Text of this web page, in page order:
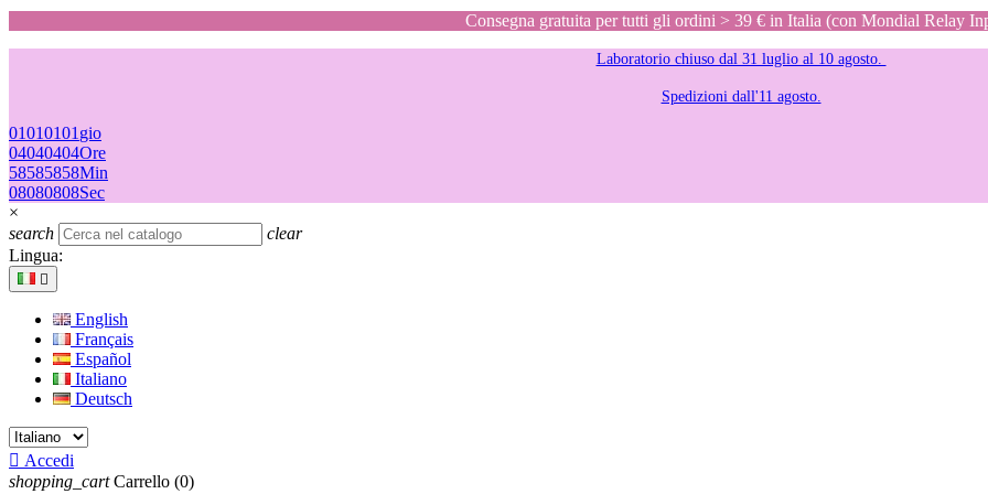
Consegna gratuita per tutti gli ordini > 39 € in Italia (con Mondial Relay
Laboratorio chiuso dal 31 luglio al 10 agosto.
Spedizioni dall'11 agosto.
01010101 gio
04040404Ore
58585858Min
08080808Sec
×
search
clear
Lingua:

English
Français
Español
Italiano
Deutsch
 Accedi
shopping_cart Carrello (0)